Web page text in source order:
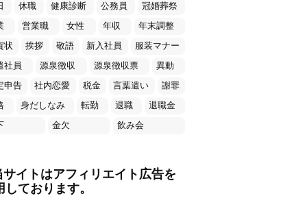
休職 健康診断 公務員
冠婚葬祭
営業職 女性 年収
年末調整
状
挨拶 敬語 新入社員
服装マナー
社員
源泉徴収 源泉徴収票
異動
申告
社内恋愛 税金 言葉遣い
謝罪
身だしなみ 転勤 退職
退職金
金欠 飲み会
イトはアフィリエイト広告を
しております。